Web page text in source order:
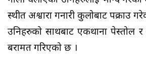
स्थीत अश्वारा गनारी कुलोबाट पक्राउ
उनिहरुको साथबाट एकथाना पेस्तोल
बरामत गरिएको छ ।